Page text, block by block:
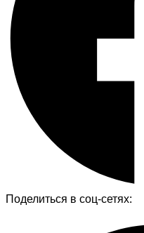
Поделиться в соц-сетях: